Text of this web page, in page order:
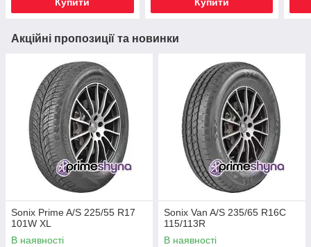
Купити Купити
Акційні пропозиції та новинки
Sonix Prime A/S 225/55 R17
101W XL
В наявності
Sonix Van A/S 235/65 R16C
115/113R
В наявності